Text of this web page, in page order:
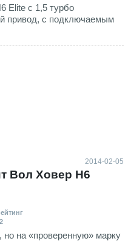
Elite с 1,5 турбо
привод, с подключаемым
2014-02-05
Вол Ховер Н6
на «проверенную» марку